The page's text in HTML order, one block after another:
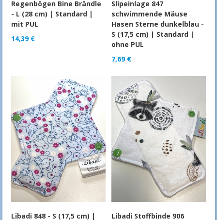
Regenbögen Bine Brändle
- L (28 cm) | Standard |
mit PUL
14,39 €
Slipeinlage 847
schwimmende Mäuse
Hasen Sterne dunkelblau -
S (17,5 cm) | Standard |
ohne PUL
7,69 €
Libadi 848 - S (17,5 cm) |
Libadi Stoffbinde 906